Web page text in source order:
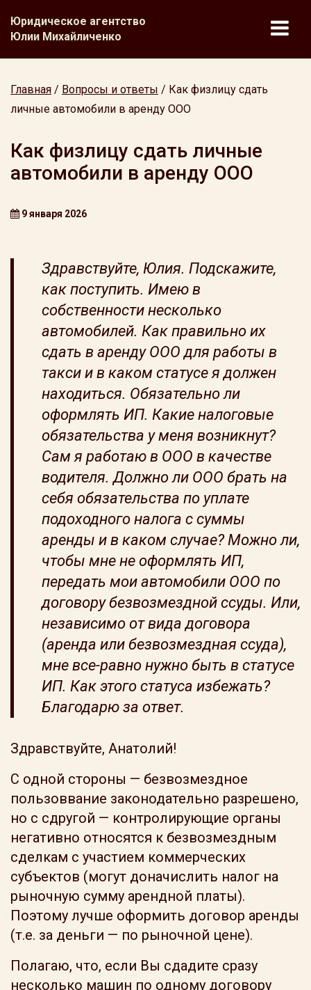
Юридическое агентство
Юлии Михайличенко
Главная / Вопросы и ответы / Как физлицу сдать
личные автомобили в аренду ООО
Как физлицу сдать личные
автомобили в аренду ООО
9 января 2026
Здравствуйте, Юлия. Подскажите,
как поступить. Имею в
собственности несколько
автомобилей. Как правильно их
сдать в аренду ООО для работы в
такси и в каком статусе я должен
находиться. Обязательно ли
оформлять ИП. Какие налоговые
обязательства у меня возникнут?
Сам я работаю в ООО в качестве
водителя. Должно ли ООО брать на
себя обязательства по уплате
подоходного налога с суммы
аренды и в каком случае? Можно ли,
чтобы мне не оформлять ИП,
передать мои автомобили ООО по
договору безвозмездной ссуды. Или,
независимо от вида договора
(аренда или безвозмездная ссуда),
мне все-равно нужно быть в статусе
ИП. Как этого статуса избежать?
Благодарю за ответ.
Здравствуйте, Анатолий!
С одной стороны — безвозмездное
пользоввание законодательно разрешено,
но с сдругой — контролирующие органы
негативно относятся к безвозмездным
сделкам с участием коммерческих
субъектов (могут доначислить налог на
рыночную сумму арендной платы).
Поэтому лучше оформить договор аренды
(т.е. за деньги — по рыночной цене).
Полагаю, что, если Вы сдадите сразу
несколько машин по одному договору